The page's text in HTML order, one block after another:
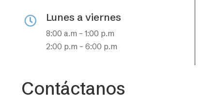
 Lunes a viernes
8:00 a.m – 1:00 p.m
2:00 p.m – 6:00 p.m
Contáctanos